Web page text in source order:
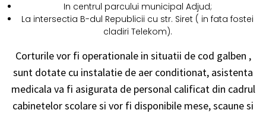
In centrul parcului municipal Adjud;
La intersectia B-dul Republicii cu str. Siret ( in fata fostei
cladiri Telekom).
Corturile vor fi operationale in situatii de cod galben ,
sunt dotate cu instalatie de aer conditionat, asistenta
medicala va fi asigurata de personal calificat din cadrul
cabinetelor scolare si vor fi disponibile mese, scaune si